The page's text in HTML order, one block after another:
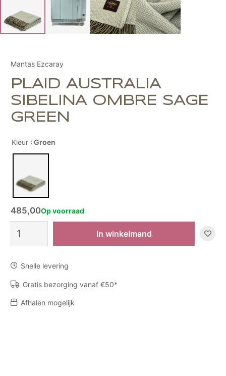
Mantas Ezcaray
PLAID AUSTRALIA
SIBELINA OMBRE SAGE
GREEN
Kleur : Groen
485,00Op voorraad
Australia
Sibelina
Sage
Green
aantal
In winkelmand
Snelle levering
Gratis bezorging vanaf €50*
Afhalen mogelijk